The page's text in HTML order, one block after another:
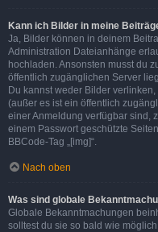
Kann ich Bilder in meine
Ja, Bilder können in deinem
Administration Dateianhänge
hochladen. Ansonsten musst du
öffentlich zugänglichen Server
Du kannst weder Bilder
(außer es ist ein öffentlich
einer Anmeldung verfügbar sind,
einem Passwort geschützte
BBCode-Tag „[img]“.
Nach oben
Was sind globale
Globale Bekanntmachungen
solltest du sie so bald wie